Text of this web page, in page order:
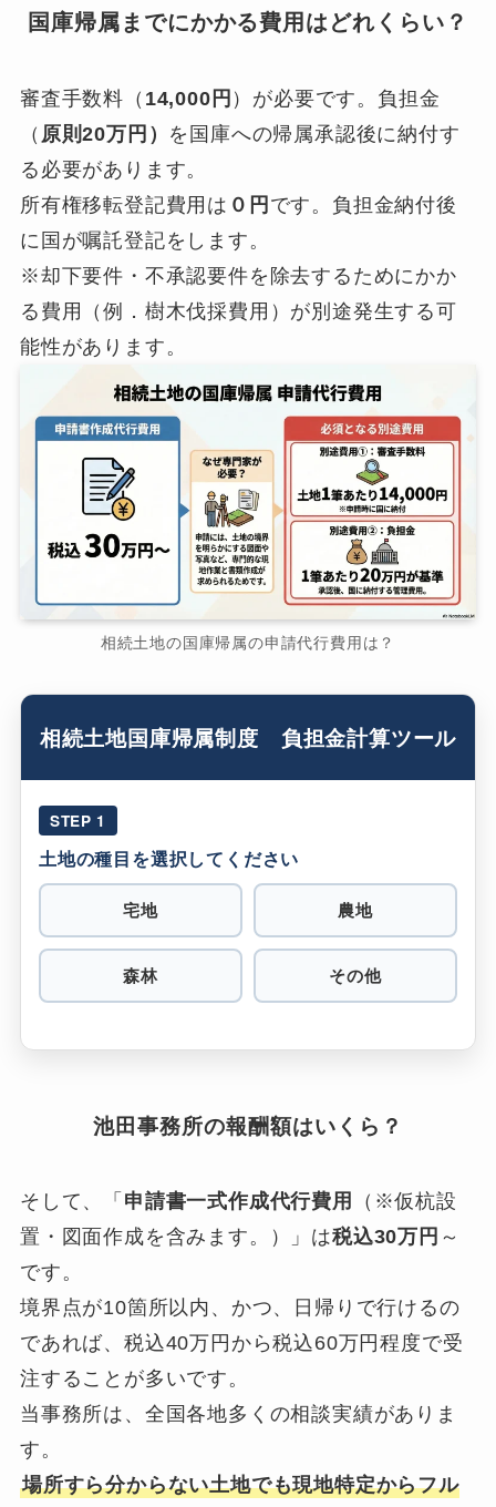
国庫帰属までにかかる費用はどれくらい？
審査手数料（ 14,000円 ）が必要です。負担金
（ 原則20万円） を国庫への帰属承認後に納付す
る必要があります。
所有権移転登記費用は ０円 です。負担金納付後
に国が嘱託登記をします。
※却下要件・不承認要件を除去するためにかか
る費用（例．樹木伐採費用）が別途発生する可
能性があります。
相続土地の国庫帰属の申請代行費用は？
相続土地国庫帰属制度 負担金計算ツール
STEP 1
土地の種目を選択してください
宅地 農地
森林 その他
池田事務所の報酬額はいくら？
そして、「 申請書一式作成代行費用
（※仮杭設
置・図面作成を含みます。）」は税込30万円 ～
です。
境界点が10箇所以内、かつ、日帰りで行けるの
であれば、税込40万円から税込60万円程度で受
注することが多いです。
当事務所は、全国各地多くの相談実績がありま
す。
場所すら分からない土地でも現地特定からフル